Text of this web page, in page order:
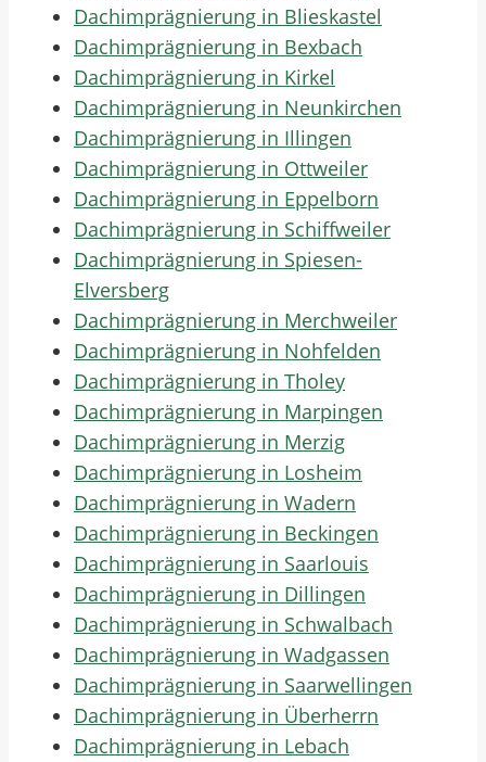
Dachimprägnierung in Blieskastel
Dachimprägnierung in Bexbach
Dachimprägnierung in Kirkel
Dachimprägnierung in Neunkirchen
Dachimprägnierung in Illingen
Dachimprägnierung in Ottweiler
Dachimprägnierung in Eppelborn
Dachimprägnierung in Schiffweiler
Dachimprägnierung in Spiesen-
Elversberg
Dachimprägnierung in Merchweiler
Dachimprägnierung in Nohfelden
Dachimprägnierung in Tholey
Dachimprägnierung in Marpingen
Dachimprägnierung in Merzig
Dachimprägnierung in Losheim
Dachimprägnierung in Wadern
Dachimprägnierung in Beckingen
Dachimprägnierung in Saarlouis
Dachimprägnierung in Dillingen
Dachimprägnierung in Schwalbach
Dachimprägnierung in Wadgassen
Dachimprägnierung in Saarwellingen
Dachimprägnierung in Überherrn
Dachimprägnierung in Lebach